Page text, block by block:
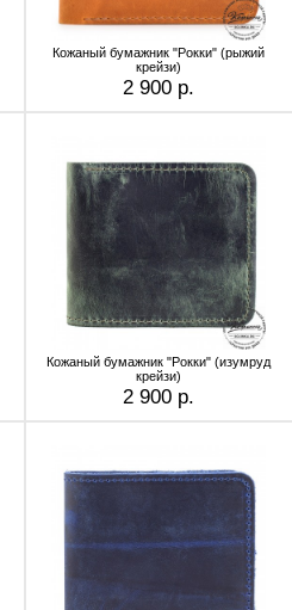
Кожаный бумажник "Рокки" (рыжий
крейзи)
2 900 р.
Кожаный бумажник "Рокки" (изумруд
крейзи)
2 900 р.